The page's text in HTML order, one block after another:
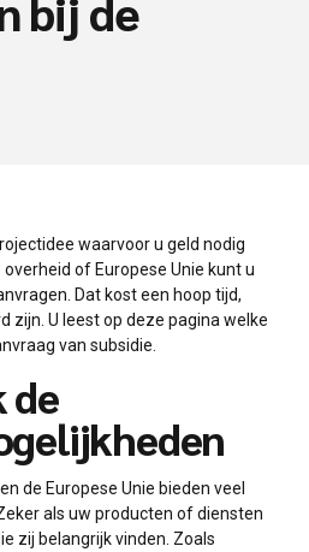
waarvoor u geld nodig
of Europese Unie kunt u
Dat kost een hoop tijd,
zijn. U leest op deze pagina welke
van subsidie.
de
de Europese Unie bieden veel
als uw producten of diensten
zij belangrijk vinden. Zoals